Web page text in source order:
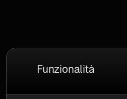
Funzionalità